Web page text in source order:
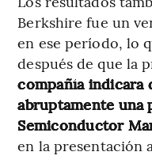
Berkshire fue un
en ese período, lo
después de que la
compañía indicara
abruptamente una
Semiconductor
en la presentación